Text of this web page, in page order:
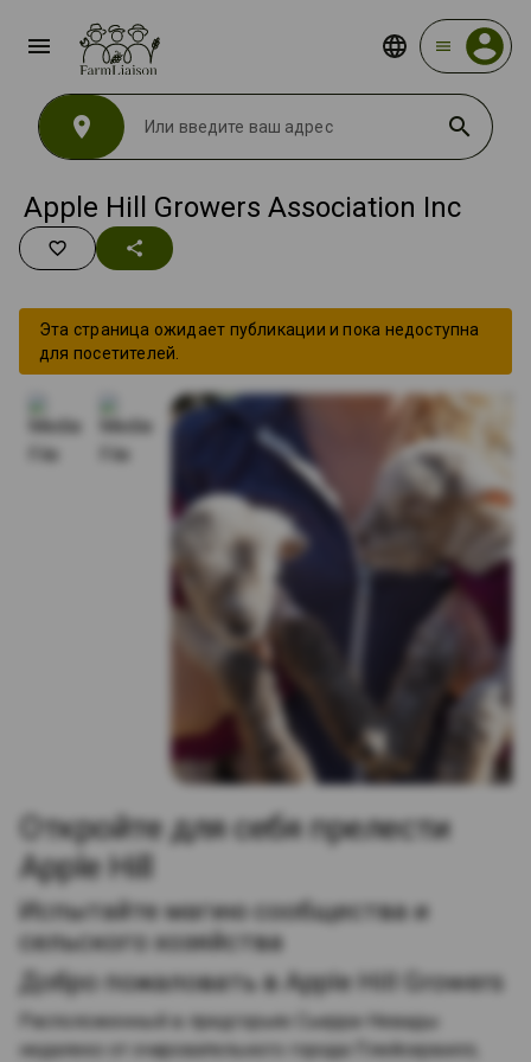
menu menu
location_on search
Apple Hill Growers Association Inc
favorite_border share
Эта страница ожидает публикации и пока недоступна
для посетителей.
Откройте для себя прелести
Apple Hill
Испытайте магию сообщества и
сельского хозяйства
Добро пожаловать в Apple Hill Growers
Расположенный в предгорьях Сьерра-Невады
недалеко от очаровательного города Плейсервилл,